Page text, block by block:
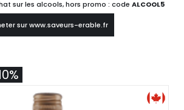
sur les alcools, hors promo : code ALCOOL5
sur www.saveurs-erable.fr